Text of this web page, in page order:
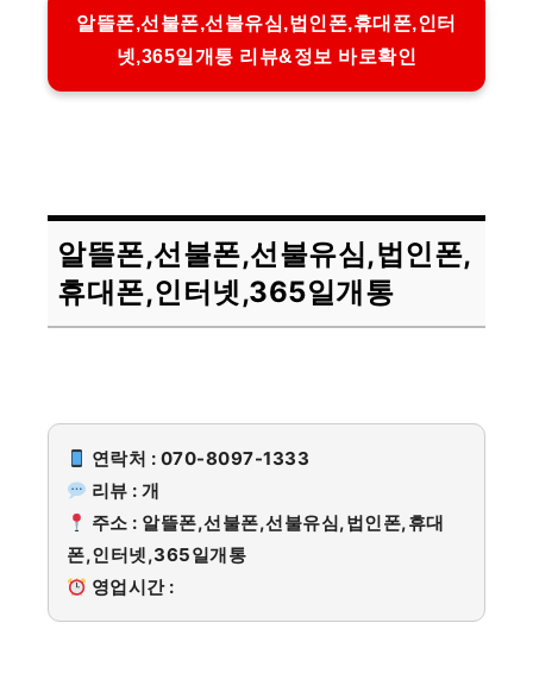
알뜰폰,선불폰,선불유심,법인폰,휴대폰,인터
넷,365일개통 리뷰&정보 바로확인
알뜰폰,선불폰,선불유심,법인폰,
휴대폰,인터넷,365일개통
연락처 : 070-8097-1333
리뷰 : 개
주소 : 알뜰폰,선불폰,선불유심,법인폰,휴대
폰,인터넷,365일개통
영업시간 :